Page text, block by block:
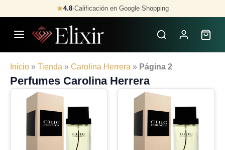
to
content
★4.8·Calificación en Google Shopping
Inicio » Tienda » Carolina Herrera » Página 2
Perfumes Carolina Herrera